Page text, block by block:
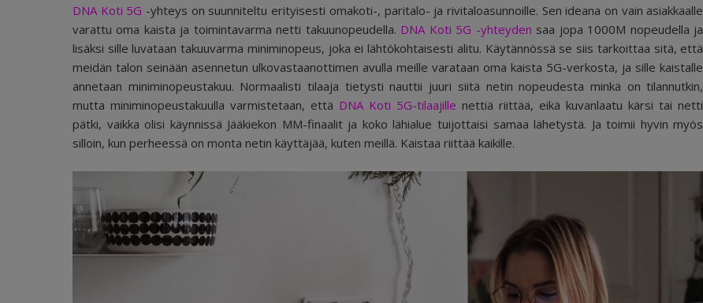
DNA Koti 5G -yhteys on suunniteltu erityisesti omakoti-, paritalo- ja rivitaloasunnoille. Sen ideana on vain asiakkaalle
varattu oma kaista ja toimintavarma netti takuunopeudella. DNA Koti 5G -yhteyden saa jopa 1000M nopeudella ja
lisäksi sille luvataan takuuvarma miniminopeus, joka ei lähtökohtaisesti alitu. Käytännössä se siis tarkoittaa sitä, että
meidän talon seinään asennetun ulkovastaanottimen avulla meille varataan oma kaista 5G-verkosta, ja sille kaistalle
annetaan miniminopeustakuu. Normaalisti tilaaja tietysti nauttii juuri siitä netin nopeudesta minkä on tilannutkin,
mutta miniminopeustakuulla varmistetaan, että DNA Koti 5G-tilaajille nettiä riittää, eikä kuvanlaatu kärsi tai netti
pätki, vaikka olisi käynnissä Jääkiekon MM-finaalit ja koko lähialue tuijottaisi samaa lähetystä. Ja toimii hyvin myös
silloin, kun perheessä on monta netin käyttäjää, kuten meillä. Kaistaa riittää kaikille.